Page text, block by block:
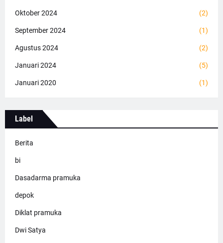
Oktober 2024 (2)
September 2024 (1)
Agustus 2024 (2)
Januari 2024 (5)
Januari 2020 (1)
Label
Berita
bi
Dasadarma pramuka
depok
Diklat pramuka
Dwi Satya